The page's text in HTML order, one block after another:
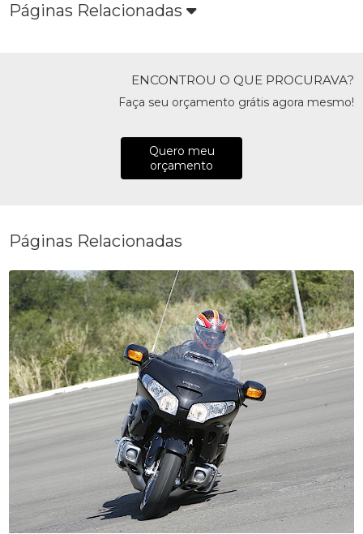
Páginas Relacionadas
ENCONTROU O QUE PROCURAVA?
Faça seu orçamento grátis agora mesmo!
Quero meu
orçamento
Páginas Relacionadas